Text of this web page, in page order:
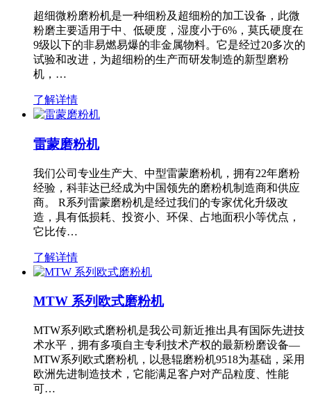
超细微粉磨粉机是一种细粉及超细粉的加工设备，此微
粉磨主要适用于中、低硬度，湿度小于6%，莫氏硬度在
9级以下的非易燃易爆的非金属物料。它是经过20多次的
试验和改进，为超细粉的生产而研发制造的新型磨粉
机，…
了解详情
雷蒙磨粉机
我们公司专业生产大、中型雷蒙磨粉机，拥有22年磨粉
经验，科菲达已经成为中国领先的磨粉机制造商和供应
商。 R系列雷蒙磨粉机是经过我们的专家优化升级改
造，具有低损耗、投资小、环保、占地面积小等优点，
它比传…
了解详情
MTW 系列欧式磨粉机
MTW系列欧式磨粉机是我公司新近推出具有国际先进技
术水平，拥有多项自主专利技术产权的最新粉磨设备—
MTW系列欧式磨粉机，以悬辊磨粉机9518为基础，采用
欧洲先进制造技术，它能满足客户对产品粒度、性能
可…